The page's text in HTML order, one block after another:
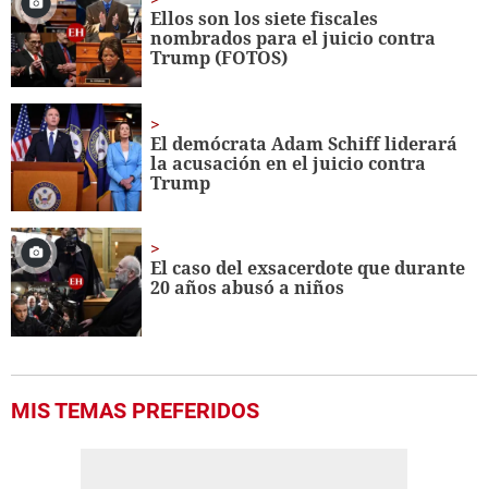
seconds
Ellos son los siete fiscales
nombrados para el juicio contra
Trump (FOTOS)
El demócrata Adam Schiff liderará
la acusación en el juicio contra
Trump
El caso del exsacerdote que durante
20 años abusó a niños
MIS TEMAS PREFERIDOS